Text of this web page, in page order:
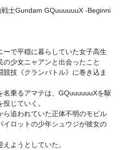
士Gundam GQuuuuuuX -Beginni
で平穏に暮らしていた女子高生
少女ニャアンと出会ったこと
技《クランバトル》に巻き込ま
名乗るアマテは、GQuuuuuuXを駆
じていく。
ら追われていた正体不明のモビル
イロットの少年シュウジが彼女の
ようとしていた。